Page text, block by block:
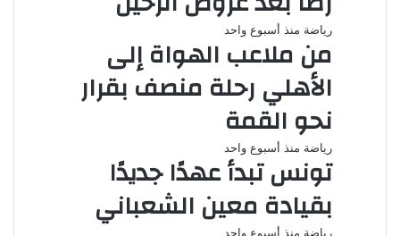
رياضة منذ أسبوع واحد
من ملاعب الهواة إلى
الأهلي رحلة منصف بقرار
نحو القمة
رياضة منذ أسبوع واحد
تونس تبدأ عهدًا جديدًا
بقيادة معين الشعباني
رياضة منذ أسبوع واحد